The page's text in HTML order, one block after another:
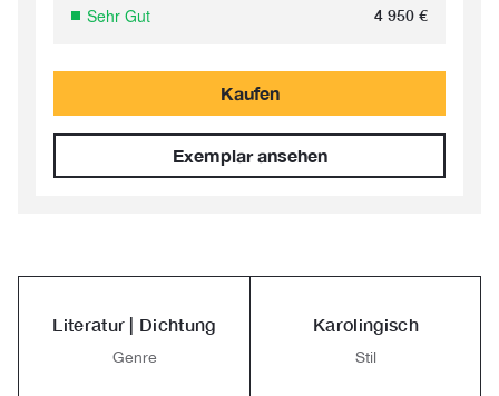
Sehr Gut 4 950 €
Kaufen
Exemplar ansehen
Literatur | Dichtung
Genre
Karolingisch
Stil